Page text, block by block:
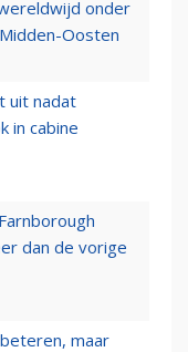
onder
Oosten
uit nadat
in cabine
dan de vorige
maar